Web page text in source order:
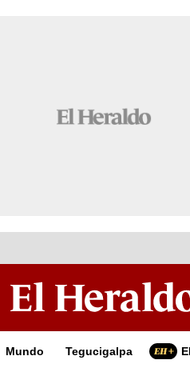
Mundo Tegucigalpa